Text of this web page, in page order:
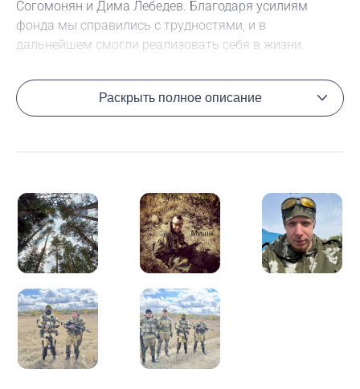
Согомонян и Дима Лебедев. Благодаря усилиям
фонда мы справились с трудностями, и в
дальнейшем смогли реализовать себя в жизни.
В предстоящие выходные состоится закрытие
страйкбольного сезона в Ростовской области, и мы
подумали, почему бы провести время не только с
так же как и открытие, собирает большое количество
участников на условном полигоне. Первостепенно это
общение в неформальной обстановке и активный
отдых на лоне природы. Однако, в момент начала
оборот. Все участники делятся на две стороны,
следуя сценарию игры, заранее продуманному и
подготовленному организаторами. С этого момента
от действий определенного участника команды
Раскрыть полное описание